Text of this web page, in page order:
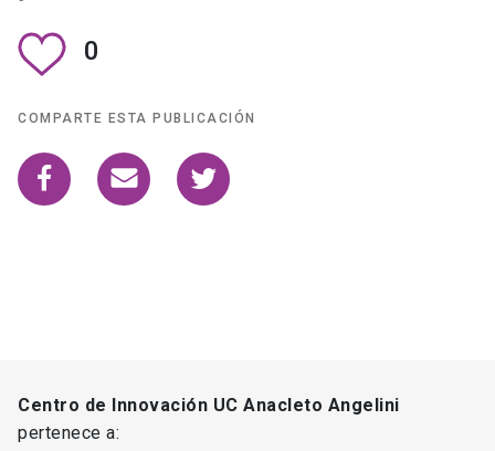
0
COMPARTE ESTA PUBLICACIÓN
Centro de Innovación UC Anacleto Angelini
pertenece a: